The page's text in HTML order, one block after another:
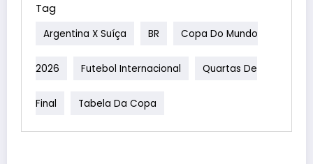
Tag
Argentina X Suíça BR Copa Do Mundo
2026 Futebol Internacional Quartas De
Final Tabela Da Copa